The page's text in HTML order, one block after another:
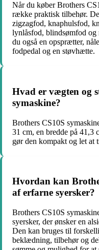
Når du køber Brothers
række praktisk tilbehør.
zigzagfod, knaphulsfod,
lynlåsfod, blindsømfod
du også en opsprætter,
fodpedal og en støvhætte.
Hvad er vægten og
symaskine?
Brothers CS10S
31 cm, en bredde på 41,3
gør den kompakt og let at
Hvordan kan
af erfarne syersker?
Brothers CS10S
syersker, der ønsker en
Den kan bruges til
beklædning, tilbehør og